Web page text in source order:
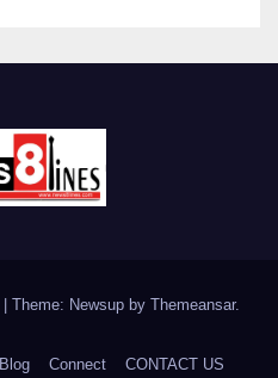
Theme: Newsup by Themeansar.
Blog Connect CONTACT US